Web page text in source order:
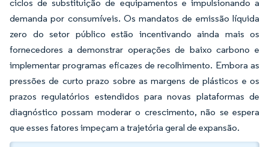
ciclos de substituição de equipamentos e impulsionando a
demanda por consumíveis. Os mandatos de emissão líquida
zero do setor público estão incentivando ainda mais os
fornecedores a demonstrar operações de baixo carbono e
implementar programas eficazes de recolhimento. Embora as
pressões de curto prazo sobre as margens de plásticos e os
prazos regulatórios estendidos para novas plataformas de
diagnóstico possam moderar o crescimento, não se espera
que esses fatores impeçam a trajetória geral de expansão.